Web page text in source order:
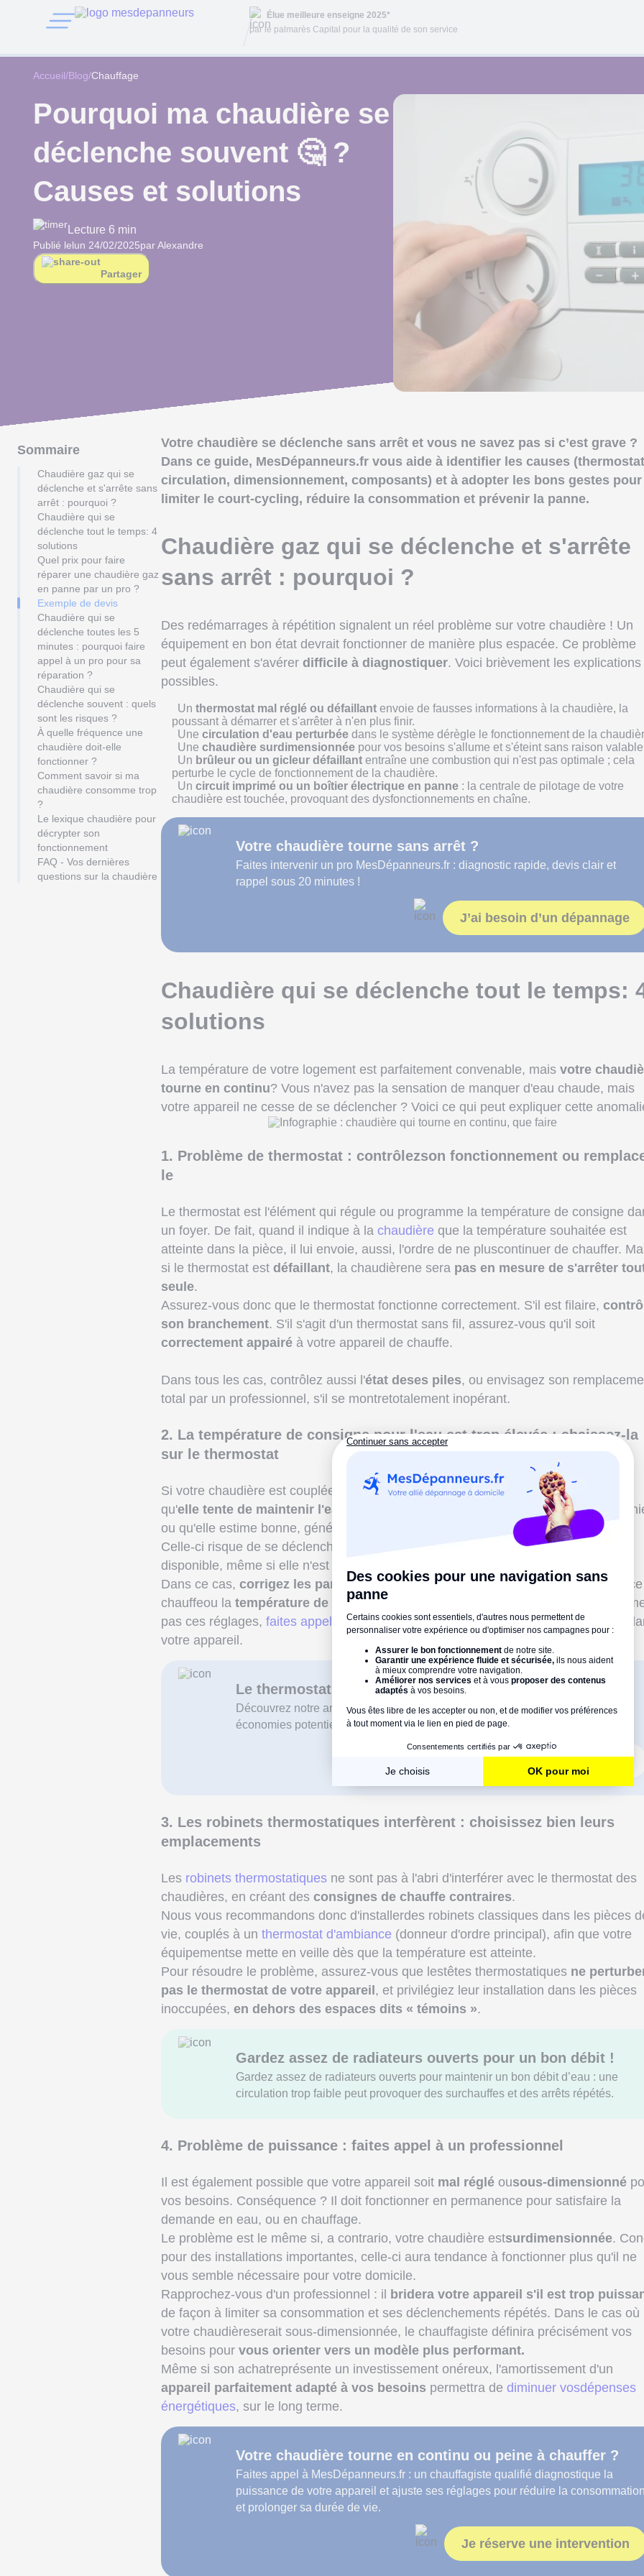
Élue meilleure enseigne 2025*
par le palmarès Capital pour la qualité de son service
Accueil/Blog/Chauffage
Pourquoi ma chaudière se
déclenche souvent 🤔 ?
Causes et solutions
Lecture 6 min
Publié lelun 24/02/2025par Alexandre
Partager
Sommaire
Chaudière gaz qui se
déclenche et s'arrête sans
arrêt : pourquoi ?
Chaudière qui se
déclenche tout le temps: 4
solutions
Quel prix pour faire
réparer une chaudière gaz
en panne par un pro ?
Exemple de devis
Chaudière qui se
déclenche toutes les 5
minutes : pourquoi faire
appel à un pro pour sa
réparation ?
Chaudière qui se
déclenche souvent : quels
sont les risques ?
À quelle fréquence une
chaudière doit-elle
fonctionner ?
Comment savoir si ma
chaudière consomme trop
?
Le lexique chaudière pour
décrypter son
fonctionnement
FAQ - Vos dernières
questions sur la chaudière
Votre chaudière se déclenche sans arrêt et vous ne savez pas si c’est grave ?
Dans ce guide, MesDépanneurs.fr vous aide à identifier les causes
circulation, dimensionnement, composants) et à adopter les bons gestes pour
limiter le court-cycling, réduire la consommation et prévenir la panne.
Chaudière gaz qui se déclenche et s'arrête
sans arrêt : pourquoi ?
Des redémarrages à répétition signalent un réel problème sur votre chaudière ! Un
équipement en bon état devrait fonctionner de manière plus espacée. Ce problème
peut également s'avérer difficile à diagnostiquer. Voici brièvement les explications
possibles.
Un thermostat mal réglé ou défaillant envoie de fausses informations à la chaudière, la
poussant à démarrer et s'arrêter à n'en plus finir.
Une circulation d'eau perturbée dans le système dérègle le fonctionnement de la
Une chaudière surdimensionnée pour vos besoins s'allume et s'éteint sans raison
Un brûleur ou un gicleur défaillant entraîne une combustion qui n'est pas optimale ; cela
perturbe le cycle de fonctionnement de la chaudière.
Un circuit imprimé ou un boîtier électrique en panne : la centrale de pilotage de votre
chaudière est touchée, provoquant des dysfonctionnements en chaîne.
Votre chaudière tourne sans arrêt ?
Faites intervenir un pro MesDépanneurs.fr : diagnostic rapide, devis clair et
rappel sous 20 minutes !
J’ai besoin d’un dépannage
Chaudière qui se déclenche tout le temps:
solutions
La température de votre logement est parfaitement convenable, mais votre
tourne en continu? Vous n'avez pas la sensation de manquer d'eau chaude, mais
votre appareil ne cesse de se déclencher ? Voici ce qui peut expliquer cette
1. Problème de thermostat : contrôlezson fonctionnement ou
le
Le thermostat est l'élément qui régule ou programme la température de consigne
un foyer. De fait, quand il indique à la chaudière que la température souhaitée est
atteinte dans la pièce, il lui envoie, aussi, l'ordre de ne pluscontinuer de chauffer.
si le thermostat est défaillant, la chaudièrene sera pas en mesure de s'arrêter
seule.
Assurez-vous donc que le thermostat fonctionne correctement. S'il est filaire,
son branchement. S'il s'agit d'un thermostat sans fil, assurez-vous qu'il soit
correctement appairé à votre appareil de chauffe.
Dans tous les cas, contrôlez aussi l'état deses piles, ou envisagez son
total par un professionnel, s'il se montretotalement inopérant.
2. La température de consigne pour l'eau est trop élevée : abaissez-la
sur le thermostat
Si votre chaudière est couplée à unballon d'eau chaude, il est également probable
qu'elle tente de maintenir l'eau à une certaine température
(que vous avez
ou qu'elle estime bonne, généralement entre 45° C et 55° C).
Celle-ci risque de se déclencher très régulièrement pour chauffer l'eau et la garder
disponible, même si elle n'est pas tirée aux
Dans ce cas, corrigez les paramètres de votre thermostatet ajustez la
chauffeou la température de consigne pour l'eau chaude. Si le thermostat
pas ces réglages, faites appel à un chauffagisteafin qu'il effectue le paramétrage
votre appareil.
Le thermostat connecté fait-il baisser la facture ?
Découvrez notre article dédié pour comprendre son intérêt et connaitre les
économies potentielles !
Je découvre l’article
3. Les robinets thermostatiques interfèrent : choisissez bien leurs
emplacements
Les robinets thermostatiques ne sont pas à l'abri d'interférer avec le thermostat des
chaudières, en créant des consignes de chauffe contraires.
Nous vous recommandons donc d'installerdes robinets classiques dans les pièces
vie, couplés à un thermostat d'ambiance (donneur d'ordre principal), afin que votre
équipementse mette en veille dès que la température est atteinte.
Pour résoudre le problème, assurez-vous que lestêtes thermostatiques ne
pas le thermostat de votre appareil , et privilégiez leur installation dans les pièces
inoccupées, en dehors des espaces dits « témoins ».
Gardez assez de radiateurs ouverts pour un bon débit !
Gardez assez de radiateurs ouverts pour maintenir un bon débit d’eau : une
circulation trop faible peut provoquer des surchauffes et des arrêts répétés.
4. Problème de puissance : faites appel à un professionnel
Il est également possible que votre appareil soit mal réglé ousous-dimensionné
vos besoins. Conséquence ? Il doit fonctionner en permanence pour satisfaire la
demande en eau, ou en chauffage.
Le problème est le même si, a contrario, votre chaudière estsurdimensionnée.
pour des installations importantes, celle-ci aura tendance à fonctionner plus qu'il ne
vous semble nécessaire pour votre domicile.
Rapprochez-vous d'un professionnel : il
bridera votre appareil s'il est trop
de façon à limiter sa consommation et ses déclenchements répétés. Dans le cas où
votre chaudièreserait sous-dimensionnée, le chauffagiste définira précisément vos
besoins pour vous orienter vers un modèle plus performant.
Même si son achatreprésente un investissement onéreux, l'amortissement d'un
appareil parfaitement adapté à vos besoins permettra de diminuer vosdépenses
énergétiques, sur le long terme.
Votre chaudière tourne en continu ou peine à chauffer ?
Faites appel à MesDépanneurs.fr : un chauffagiste qualifié diagnostique la
puissance de votre appareil et ajuste ses réglages pour réduire la consommation
et prolonger sa durée de vie.
Je réserve une intervention